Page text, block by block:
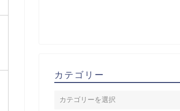
カテゴリー